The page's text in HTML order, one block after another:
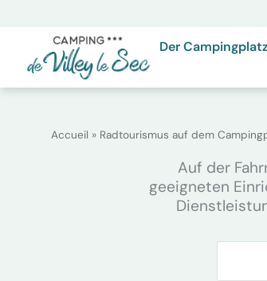
Der Campingplatz
Accueil » Radtourismus auf dem
Auf der
geeigneten